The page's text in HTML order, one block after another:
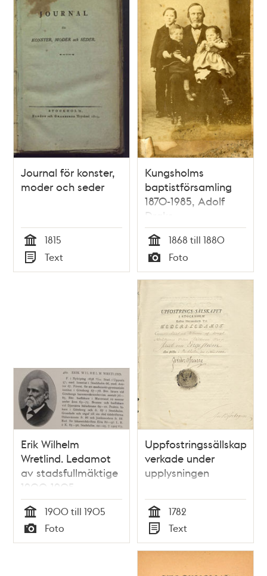
Journal för konster,
moder och seder
Tid
1815
Typ
Text
Kungsholms
baptistförsamling
1870-1985, Adolf
Drake
Tid
1868 till 1880
Typ
Foto
Erik Wilhelm
Wretlind. Ledamot
av stadsfullmäktige
1900-1905
Tid
1900 till 1905
Typ
Foto
Uppfostringssällskapet
verkade under
upplysningen
Tid
1782
Typ
Text